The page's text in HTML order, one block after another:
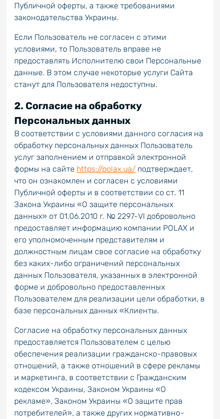
Публичной оферты, а также требованиями
законодательства Украины.
Если Пользователь не согласен с этими
условиями, то Пользователь вправе не
предоставлять Исполнителю свои Персональные
данные. В этом случае некоторые услуги Сайта
станут для Пользователя недоступны.
2. Согласие на обработку
Персональных данных
В соответствии с условиями данного согласия на
обработку персональных данных Пользователь
услуг заполнением и отправкой электронной
формы на сайте https://polax.ua/ подтверждает,
что он ознакомлен и согласен с условиями
Публичной оферты и в соответствии со ст. 11
Закона Украины «О защите персональных
данных» от 01.06.2010 г. № 2297-VI добровольно
предоставляет информацию компании POLAX и
его уполномоченным представителям и
должностным лицам свое согласие на обработку
без каких-либо ограничений персональных
данных Пользователя, указанных в электронной
форме и добровольно предоставленных
Пользователем для реализации цели обработки, в
базе персональных данных «Клиенты.
Согласие на обработку персональных данных
предоставляется Пользователем с целью
обеспечения реализации гражданско-правовых
отношений, а также отношений в сфере рекламы
и маркетинга, в соответствии с Гражданским
кодексом Украины, Законом Украины «О
рекламе», Законом Украины «О защите прав
потребителей», а также других нормативно-